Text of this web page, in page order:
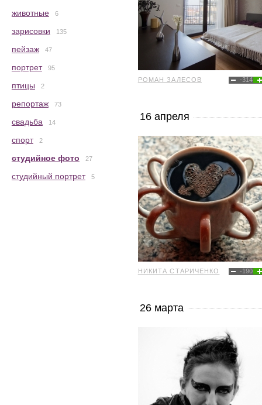
животные 6
зарисовки 135
пейзаж 47
портрет 95
птицы 2
репортаж 73
свадьба 14
спорт 2
студийное фото 27
студийный портрет 5
-314
РОМАН ЗАЛЕСОВ
16 апреля
-190
НИКИТА СТАРИЧЕНКО
26 марта